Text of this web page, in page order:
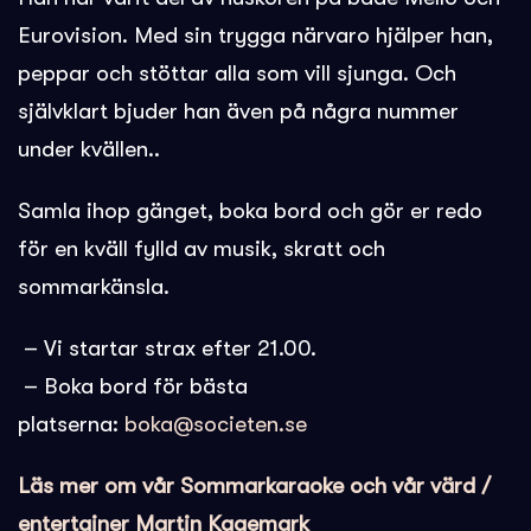
Eurovision. Med sin trygga närvaro hjälper han,
peppar och stöttar alla som vill sjunga. Och
självklart bjuder han även på några nummer
under kvällen..
Samla ihop gänget, boka bord och gör er redo
för en kväll fylld av musik, skratt och
sommarkänsla.
– Vi startar strax efter 21.00.
– Boka bord för bästa
platserna: boka@societen.se
Läs mer om vår Sommarkaraoke och vår värd /
entertainer Martin Kagemark